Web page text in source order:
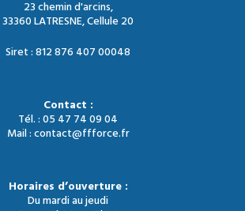
23 chemin d'arcins,
33360 LATRESNE, Cellule 20
Siret : 812 876 407 00048
Contact :
Tél. : 05 47 74 09 04
Mail : contact@ffforce.fr
Horaires d’ouverture :
Du mardi au jeudi